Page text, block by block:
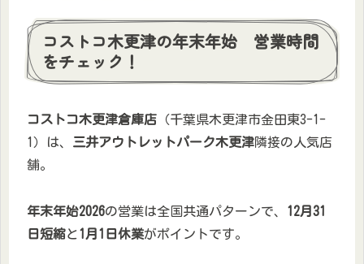
コストコ木更津の年末年始 営業時間
をチェック！
コストコ木更津倉庫店 （千葉県木更津市金田東3-1-
1）は、
三井アウトレットパーク木更津隣接の人気店
舗。
年末年始2026の営業は全国共通パターンで、 12月31
日短縮と 1月1日休業がポイントです。